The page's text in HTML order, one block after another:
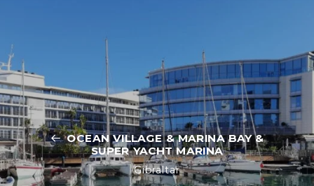
OCEAN VILLAGE & MARINA BAY &
SUPER YACHT MARINA
Gibraltar